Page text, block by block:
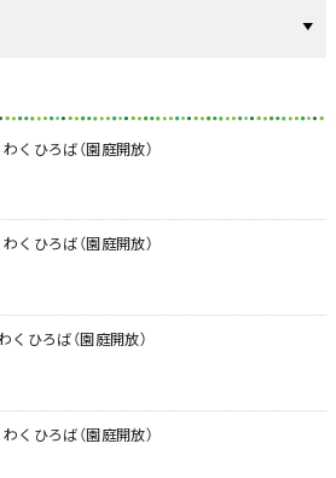
くひろば（園庭開放）
くひろば（園庭開放）
くひろば（園庭開放）
くひろば（園庭開放）